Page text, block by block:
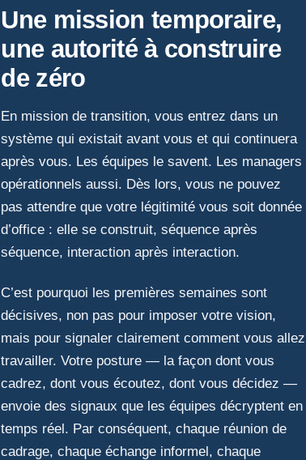
Une mission temporaire,
une autorité à construire
de zéro
En mission de transition, vous entrez dans un
système qui existait avant vous et qui continuera
après vous. Les équipes le savent. Les managers
opérationnels aussi. Dès lors, vous ne pouvez
pas attendre que votre légitimité vous soit donnée
d’office : elle se construit, séquence après
séquence, interaction après interaction.
C’est pourquoi les premières semaines sont
décisives, non pas pour imposer votre vision,
mais pour signaler clairement comment vous allez
travailler. Votre posture — la façon dont vous
cadrez, dont vous écoutez, dont vous décidez —
envoie des signaux que les équipes décryptent en
temps réel. Par conséquent, chaque réunion de
cadrage, chaque échange informel, chaque